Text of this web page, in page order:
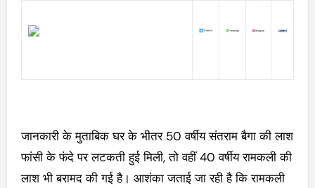
जानकारी के मुताबिक घर के भीतर 50 वर्षीय संतराम बैगा की लाश
फांसी के फंदे पर लटकती हुई मिली, तो वहीं 40 वर्षीय रामकली की
लाश भी बरामद की गई है। आशंका जताई जा रही है कि रामकली